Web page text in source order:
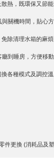
熱，既環保又節能
關機時間，貼心方
除清理水箱的麻煩
到睡房，方便移動
各種模式及調控溫
件更換 (消耗品及